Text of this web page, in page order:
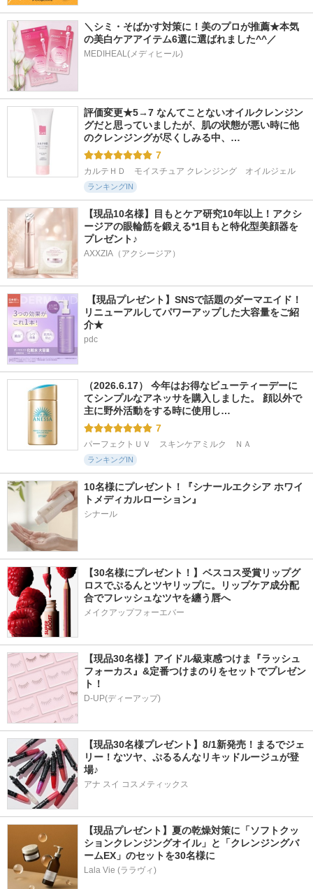
＼シミ・そばかす対策に！美のプロが推薦★本気
の美白ケアアイテム6選に選ばれました^^／
MEDIHEAL(メディヒール)
評価変更★5→7 なんてことないオイルクレンジン
グだと思っていましたが、肌の状態が悪い時に他
のクレンジングが尽くしみる中、…
7
カルテＨＤ　モイスチュア クレンジング　オイルジェル
ランキングIN
【現品10名様】目もとケア研究10年以上！アクシ
ージアの眼輪筋を鍛える*1目もと特化型美顔器を
プレゼント♪
AXXZIA（アクシージア）
【現品プレゼント】SNSで話題のダーマエイド！
リニューアルしてパワーアップした大容量をご紹
介★
pdc
（2026.6.17） 今年はお得なビューティーデーに
てシンプルなアネッサを購入しました。 顔以外で
主に野外活動をする時に使用し…
7
パーフェクトＵＶ　スキンケアミルク　ＮＡ
ランキングIN
10名様にプレゼント！『シナールエクシア ホワイ
トメディカルローション』
シナール
【30名様にプレゼント！】ベスコス受賞リップグ
ロスでぷるんとツヤリップに。リップケア成分配
合でフレッシュなツヤを纏う唇へ
メイクアップフォーエバー
【現品30名様】アイドル級束感つけま『ラッシュ
フォーカス』&定番つけまのりをセットでプレゼン
ト！
D-UP(ディーアップ)
【現品30名様プレゼント】8/1新発売！まるでジェ
リー！なツヤ、ぷるるんなリキッドルージュが登
場♪
アナ スイ コスメティックス
【現品プレゼント】夏の乾燥対策に「ソフトクッ
ションクレンジングオイル」と「クレンジングバ
ームEX」のセットを30名様に
Lala Vie (ララヴィ)